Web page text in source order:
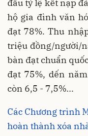
đấu tỷ lệ kết nạp
hộ gia đình văn
đạt 78%. Thu
triệu đồng/người/
bàn đạt chuẩn
đạt 75%, dến
còn 6,5 - 7,5%...
Các Chương trình
hoàn thành xóa